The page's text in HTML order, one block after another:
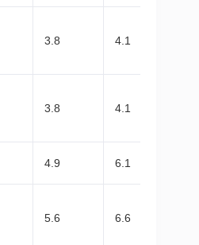
3.8 4.1
3.8 4.1
4.9 6.1
5.6 6.6